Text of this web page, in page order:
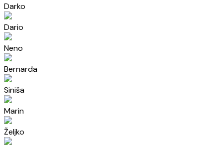
Darko
Dario
Neno
Bernarda
Siniša
Marin
Željko